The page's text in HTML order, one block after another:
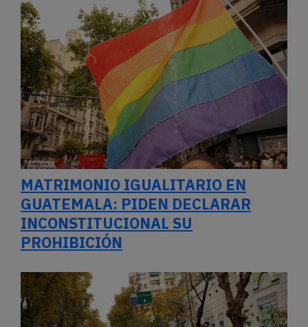
MATRIMONIO IGUALITARIO EN
GUATEMALA: PIDEN DECLARAR
INCONSTITUCIONAL SU
PROHIBICIÓN